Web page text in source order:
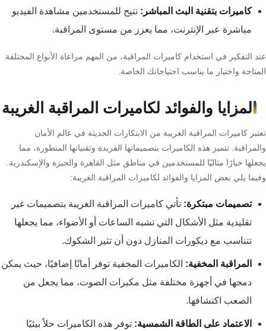
كاميرات بتقنية البث المباشر:تتيح للمستخدمين مشاهدة الفيديو
مباشرة عبر الإنترنت، مما يعزز من مستوى المراقبة.
التفكير في استخدام كاميرات المراقبة، من المهم مراعاة الأنواع المختلفة
واختيار ما يناسب احتياجاتك الخاصة.
المزايا والفوائد لكاميرات المراقبة الغريبة
كاميرات المراقبة الغريبة من الابتكارات الحديثة في عالم الأمان
تتميز هذه الكاميرات بتصميماتها الفريدة وتقنياتها المتطورة، مما
خيارًا مثاليًا للمستخدمين في مناطق مثل القاهرة والجيزة والإسكندرية.
يلي بعض المزايا والفوائد لكاميرات المراقبة الغريبة:
تصميمات مبتكرة:تأتي كاميرات المراقبة الغريبة بتصميمات غير
تقليدية مثل الأشكال التي تشبه الساعات أو الأضواء، مما يجعلها
تتناسب مع ديكورات المنازل دون أن تثير الشكوك.
المراقبة المخفية:الكاميرات المخفية توفر أمانًا إضافيًا، حيث يمكن
دمجها في أجهزة مختلفة مثل مكبرات الصوت، مما يجعل من
الصعب اكتشافها.
الاعتماد على الطاقة الشمسية:توفر هذه الكاميرات حلاً بيئيًا
أنظمة
أكسيس